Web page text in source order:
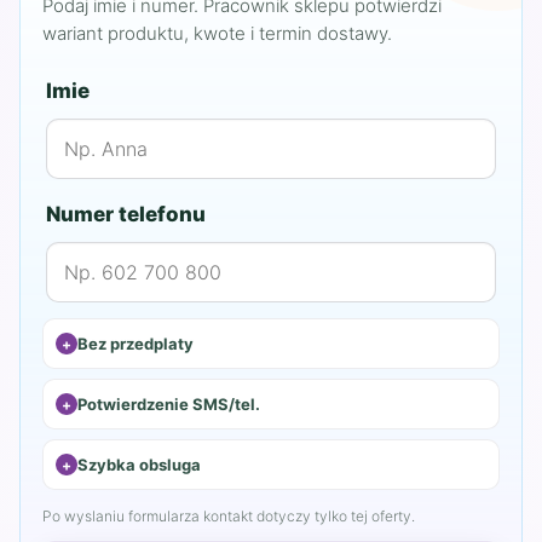
Podaj imie i numer. Pracownik sklepu potwierdzi
wariant produktu, kwote i termin dostawy.
Imie
Numer telefonu
Bez przedplaty
Potwierdzenie SMS/tel.
Szybka obsluga
Po wyslaniu formularza kontakt dotyczy tylko tej oferty.